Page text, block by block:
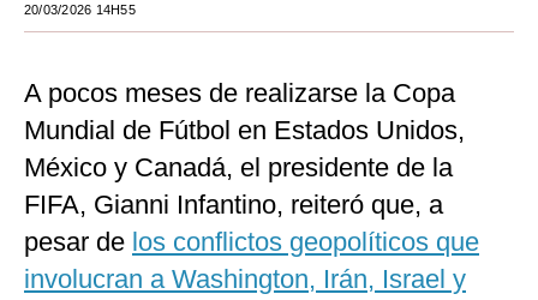
España
Internacional
Tecnología
Club del Suscriptor
G de Gestión
20/03/2026 14H55
A pocos meses de realizarse la Copa
Mundial de Fútbol en Estados Unidos,
México y Canadá, el presidente de la
FIFA, Gianni Infantino, reiteró que, a
pesar de los conflictos geopolíticos que
involucran a Washington, Irán, Israel y